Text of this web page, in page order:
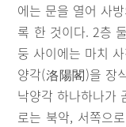
에는 문을 열어 사
록 한 것이다. 2층
둥 사이에는 마치
양각(洛陽閣)을 장
낙양각 하나하나가
로는 북악, 서쪽으